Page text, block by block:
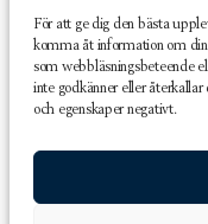
För att ge dig den bästa
komma åt information om
som webbläsningsbeteende
inte godkänner eller
och egenskaper negativt.
Golfbanevägen 17
436 50 Hovås,